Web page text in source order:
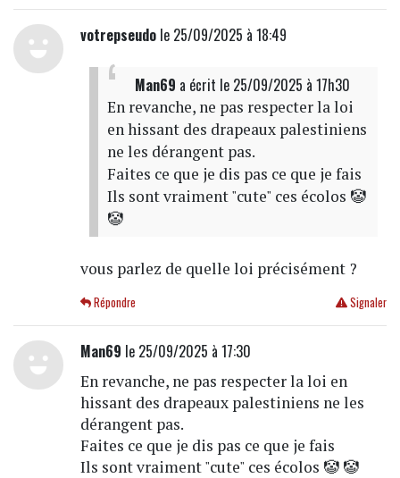
votrepseudole 25/09/2025 à 18:49
Man69 a écrit le 25/09/2025 à 17h30
En revanche, ne pas respecter la loi
en hissant des drapeaux palestiniens
ne les dérangent pas.
Faites ce que je dis pas ce que je fais
Ils sont vraiment "cute" ces écolos 🤡
🤡
vous parlez de quelle loi précisément ?
Signaler
Répondre
Man69 le 25/09/2025 à 17:30
En revanche, ne pas respecter la loi en
hissant des drapeaux palestiniens ne les
dérangent pas.
Faites ce que je dis pas ce que je fais
Ils sont vraiment "cute" ces écolos 🤡 🤡